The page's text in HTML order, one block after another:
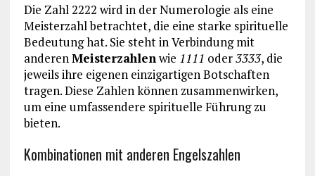
Die Zahl 2222 wird in der Numerologie als eine
Meisterzahl betrachtet, die eine starke spirituelle
Bedeutung hat. Sie steht in Verbindung mit
anderen Meisterzahlen wie 1111 oder3333, die
jeweils ihre eigenen einzigartigen Botschaften
tragen. Diese Zahlen können zusammenwirken,
um eine umfassendere spirituelle Führung zu
bieten.
Kombinationen mit anderen Engelszahlen